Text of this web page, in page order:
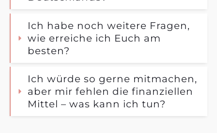
Ich habe noch weitere Fragen,
wie erreiche ich Euch am
besten?
Ich würde so gerne mitmachen,
aber mir fehlen die finanziellen
Mittel – was kann ich tun?